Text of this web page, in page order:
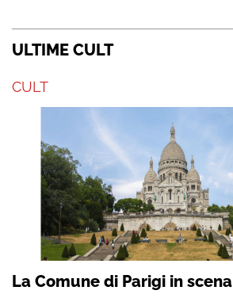
ULTIME CULT
CULT
La Comune di Parigi in scena